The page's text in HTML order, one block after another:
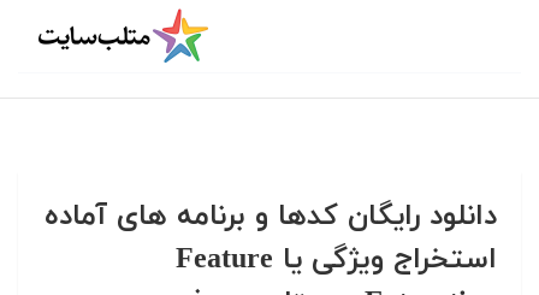
دانلود رایگان کدها و برنامه های آماده
استخراج ویژگی یا Feature